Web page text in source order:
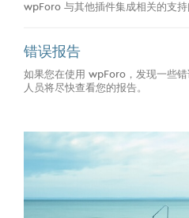
wpForo 与其他插件集成相关的支持
错误报告
如果您在使用 wpForo，发现一些
人员将尽快查看您的报告。